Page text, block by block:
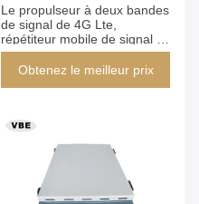
Le propulseur à deux bandes
de signal de 4G Lte,
répétiteur mobile de signal a
adapté la fréquence aux
besoins du client
Obtenez le meilleur prix